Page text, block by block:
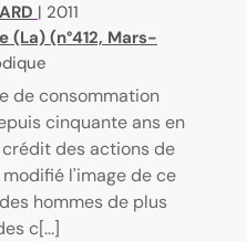
| 2011
(La) (n°412, Mars-
de consommation
cinquante ans en
des actions de
l'image de ce
hommes de plus
c[...]